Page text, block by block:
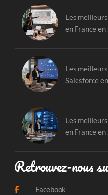
Les
en France
Les
Salesforce
Les
en France
Retrouvez-nous
Facebook